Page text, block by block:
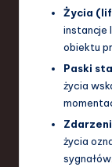
Życia
instancje
obiektu
Paski
życia
życia
sygnałów.